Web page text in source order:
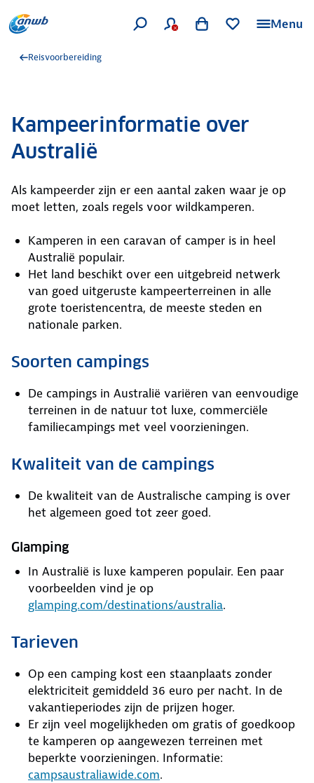
Menu
Reisvoorbereiding
Kampeerinformatie over
Australië
Als kampeerder zijn er een aantal zaken waar je op
moet letten, zoals regels voor wildkamperen.
Kamperen in een caravan of camper is in heel
Australië populair.
Het land beschikt over een uitgebreid netwerk
van goed uitgeruste kampeerterreinen in alle
grote toeristencentra, de meeste steden en
nationale parken.
Soorten campings
De campings in Australië variëren van eenvoudige
terreinen in de natuur tot luxe, commerciële
familiecampings met veel voorzieningen.
Kwaliteit van de campings
De kwaliteit van de Australische camping is over
het algemeen goed tot zeer goed.
Glamping
In Australië is luxe kamperen populair. Een paar
voorbeelden vind je op
glamping.com/destinations/australia.
Tarieven
Op een camping kost een staanplaats zonder
elektriciteit gemiddeld 36 euro per nacht. In de
vakantieperiodes zijn de prijzen hoger.
Er zijn veel mogelijkheden om gratis of goedkoop
te kamperen op aangewezen terreinen met
beperkte voorzieningen. Informatie:
campsaustraliawide.com.